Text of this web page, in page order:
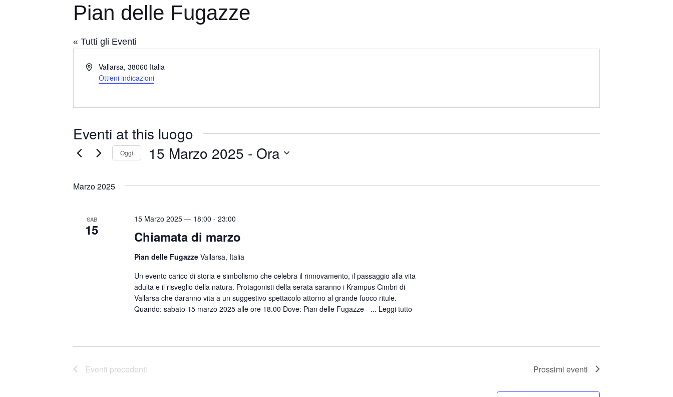
Pian delle Fugazze
« Tutti gli Eventi
I
r
z
Vallarsa, 38060 Italia
Ottieni indicazioni
Eventi at this luogo
Oggi 15 Marzo 2025 - Ora
z
i
a
l
a
t
Marzo 2025
SAB
15 Chiamata di marzo
15 Marzo 2025 — 18:00 -23:00
Pian delle FugazzeVallarsa, Italia
Un evento carico di storia e simbolismo che celebra il rinnovamento, il passaggio alla vita
adulta e il risveglio della natura. Protagonisti della serata saranno i Krampus Cimbri di
Vallarsa che daranno vita a un suggestivo spettacolo attorno al grande fuoco ritule.
Quando: sabato 15 marzo 2025 alle ore 18.00 Dove: Pian delle Fugazze - ... Leggi tutto
Eventi precedenti Prossimi eventi